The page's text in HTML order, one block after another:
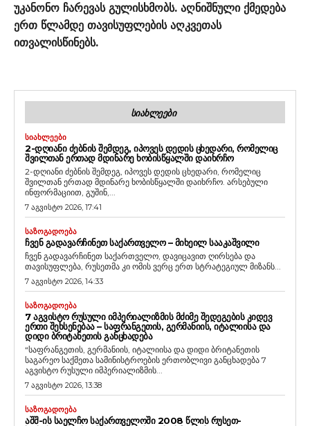
უკანონო ჩარევას გულისხმობს. აღნიშნული ქმედება
ერთ წლამდე თავისუფლების აღკვეთას
ითვალისწინებს.
ᲡᲘᲐᲮᲚᲔᲔᲑᲘ
ᲡᲘᲐᲮᲚᲔᲔᲑᲘ
2-ᲓᲦᲘᲐᲜᲘ ᲫᲔᲑᲜᲘᲡ ᲨᲔᲛᲓᲔᲒ, ᲘᲞᲝᲕᲔᲡ ᲓᲔᲓᲘᲡ ᲪᲮᲔᲓᲐᲠᲘ, ᲠᲝᲛᲔᲚᲘᲪ
ᲨᲕᲘᲚᲗᲐᲜ ᲔᲠᲗᲐᲓ ᲛᲓᲘᲜᲐᲠᲔ ᲮᲝᲑᲘᲡᲬᲧᲐᲚᲨᲘ ᲓᲐᲘᲮᲠᲩᲝ
2-დღიანი ძებნის შემდეგ, იპოვეს დედის ცხედარი, რომელიც
შვილთან ერთად მდინარე ხობისწყალში დაიხრჩო. არსებული
ინფორმაციით, გუშინ,...
7 აგვისტო 2026, 17:41
ᲡᲐᲖᲝᲒᲐᲓᲝᲔᲑᲐ
ᲩᲕᲔᲜ ᲒᲐᲓᲐᲕᲐᲠᲩᲘᲜᲔᲗ ᲡᲐᲥᲐᲠᲗᲕᲔᲚᲝ – ᲛᲘᲮᲔᲘᲚ ᲡᲐᲐᲙᲐᲨᲕᲘᲚᲘ
ჩვენ გადავარჩინეთ საქართველო, დავიცავით ღირსება და
თავისუფლება, რუსეთმა კი ომის ვერც ერთ სტრატეგიულ მიზანს...
7 აგვისტო 2026, 14:33
ᲡᲐᲖᲝᲒᲐᲓᲝᲔᲑᲐ
7 ᲐᲒᲕᲘᲡᲢᲝ ᲠᲣᲡᲣᲚᲘ ᲘᲛᲞᲔᲠᲘᲐᲚᲘᲖᲛᲘᲡ ᲛᲫᲘᲛᲔ ᲨᲔᲓᲔᲒᲔᲑᲘᲡ ᲙᲘᲓᲔᲕ
ᲔᲠᲗᲘ ᲨᲔᲮᲡᲔᲜᲔᲑᲐᲐ – ᲡᲐᲤᲠᲐᲜᲒᲔᲗᲘᲡ, ᲒᲔᲠᲛᲐᲜᲘᲘᲡ, ᲘᲢᲐᲚᲘᲘᲡᲐ ᲓᲐ
ᲓᲘᲓᲘ ᲑᲠᲘᲢᲐᲜᲔᲗᲘᲡ ᲒᲐᲜᲪᲮᲐᲓᲔᲑᲐ
“საფრანგეთის, გერმანიის, იტალიისა და დიდი ბრიტანეთის
საგარეო საქმეთა სამინისტროების ერთობლივი განცხადება 7
აგვისტო რუსული იმპერიალიზმის...
7 აგვისტო 2026, 13:38
ᲡᲐᲖᲝᲒᲐᲓᲝᲔᲑᲐ
ᲐᲨᲨ-ᲘᲡ ᲡᲐᲔᲚᲩᲝ ᲡᲐᲥᲐᲠᲗᲕᲔᲚᲝᲨᲘ 2008 ᲬᲚᲘᲡ ᲠᲣᲡᲔᲗ-